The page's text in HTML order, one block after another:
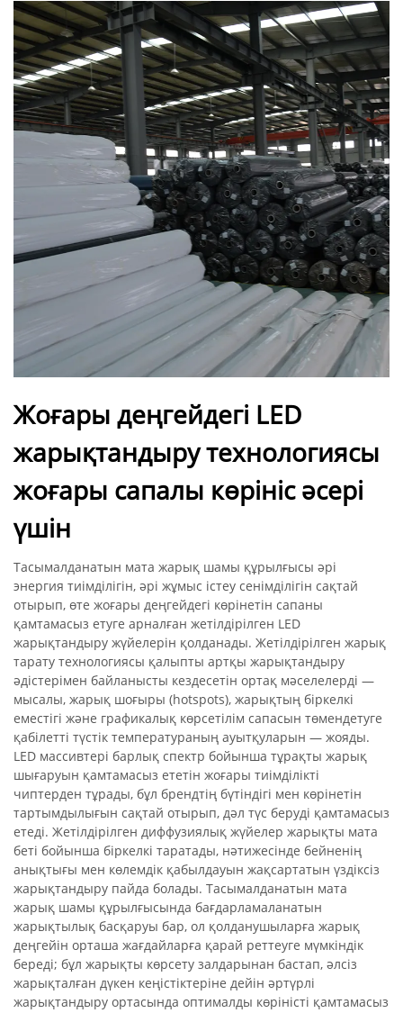
Жоғары деңгейдегі LED
жарықтандыру технологиясы
жоғары сапалы көрініс әсері
үшін
Тасымалданатын мата жарық шамы құрылғысы әрі
энергия тиімділігін, әрі жұмыс істеу сенімділігін сақтай
отырып, өте жоғары деңгейдегі көрінетін сапаны
қамтамасыз етуге арналған жетілдірілген LED
жарықтандыру жүйелерін қолданады. Жетілдірілген жарық
тарату технологиясы қалыпты артқы жарықтандыру
әдістерімен байланысты кездесетін ортақ мәселелерді —
мысалы, жарық шоғыры (hotspots), жарықтың біркелкі
еместігі және графикалық көрсетілім сапасын төмендетуге
қабілетті түстік температураның ауытқуларын — жояды.
LED массивтері барлық спектр бойынша тұрақты жарық
шығаруын қамтамасыз ететін жоғары тиімділікті
чиптерден тұрады, бұл брендтің бүтіндігі мен көрінетін
тартымдылығын сақтай отырып, дәл түс беруді қамтамасыз
етеді. Жетілдірілген диффузиялық жүйелер жарықты мата
беті бойынша біркелкі таратады, нәтижесінде бейненің
анықтығы мен көлемдік қабылдауын жақсартатын үздіксіз
жарықтандыру пайда болады. Тасымалданатын мата
жарық шамы құрылғысында бағдарламаланатын
жарықтылық басқаруы бар, ол қолданушыларға жарық
деңгейін орташа жағдайларға қарай реттеуге мүмкіндік
береді; бұл жарықты көрсету залдарынан бастап, әлсіз
жарықталған дүкен кеңістіктеріне дейін әртүрлі
жарықтандыру ортасында оптималды көріністі қамтамасыз